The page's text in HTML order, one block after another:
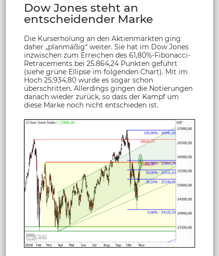
Dow Jones steht an
entscheidender Marke
Die Kurserholung an den Aktienmärkten ging
daher „planmäßig“ weiter. Sie hat im Dow Jones
inzwischen zum Erreichen des 61,80%-Fibonacci-
Retracements bei 25.864,24 Punkten geführt
(siehe grüne Ellipse im folgenden Chart). Mit im
Hoch 25.934,80 wurde es sogar schon
überschritten. Allerdings gingen die Notierungen
danach wieder zurück, so dass der Kampf um
diese Marke noch nicht entschieden ist.